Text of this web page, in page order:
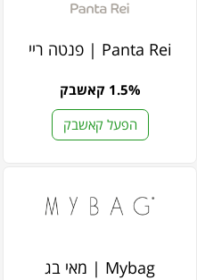
Panta Rei | פנטה ריי
1.5% קאשבק
הפעל קאשבק
Mybag | מאי בג